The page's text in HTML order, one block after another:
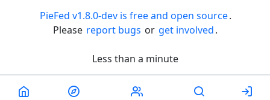
PieFed v1.8.0-dev is free and open source.
Please report bugs or get involved.
Less than a minute